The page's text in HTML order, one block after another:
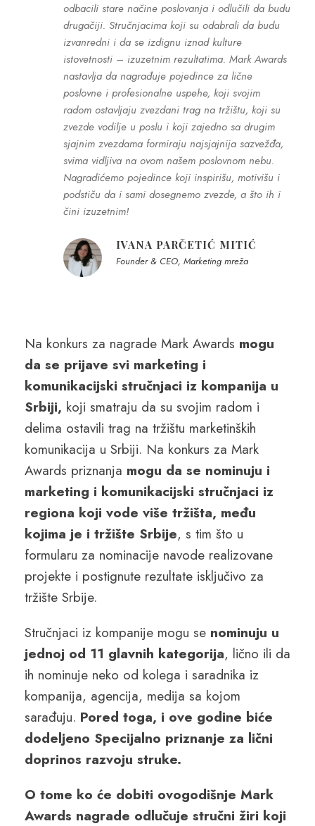
odbacili stare načine poslovanja i odlučili da budu
drugačiji. Stručnjacima koji su odabrali da budu
izvanredni i da se izdignu iznad kulture
istovetnosti – izuzetnim rezultatima. Mark Awards
nastavlja da nagrađuje pojedince za lične
poslovne i profesionalne uspehe, koji svojim
radom ostavljaju zvezdani trag na tržištu, koji su
zvezde vodilje u poslu i koji zajedno sa drugim
sjajnim zvezdama formiraju najsjajnija sazvežđa,
svima vidljiva na ovom našem poslovnom nebu.
Nagradićemo pojedince koji inspirišu, motivišu i
podstiču da i sami dosegnemo zvezde, a što ih i
čini izuzetnim!
IVANA PARČETIĆ MITIĆ
Founder & CEO, Marketing mreža
Na konkurs za nagrade Mark Awards mogu
da se prijave svi marketing i
komunikacijski stručnjaci iz kompanija u
Srbiji, koji smatraju da su svojim radom i
delima ostavili trag na tržištu marketinških
komunikacija u Srbiji. Na konkurs za Mark
Awards priznanja mogu da se nominuju i
marketing i komunikacijski stručnjaci iz
regiona koji vode više tržišta, među
kojima je i tržište Srbije, s tim što u
formularu za nominacije navode realizovane
projekte i postignute rezultate isključivo za
tržište Srbije.
Stručnjaci iz kompanije mogu se nominuju u
jednoj od 11 glavnih kategorija, lično ili da
ih nominuje neko od kolega i saradnika iz
kompanija, agencija, medija sa kojom
sarađuju. Pored toga, i ove godine biće
dodeljeno Specijalno priznanje za lični
doprinos razvoju struke.
O tome ko će dobiti ovogodišnje Mark
Awards nagrade odlučuje stručni žiri koji